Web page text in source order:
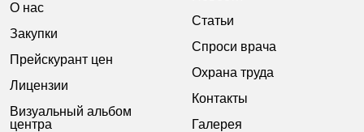
О нас
Закупки
Прейскурант цен
Лицензии
Визуальный альбом
центра
Статьи
Спроси врача
Охрана труда
Контакты
Галерея